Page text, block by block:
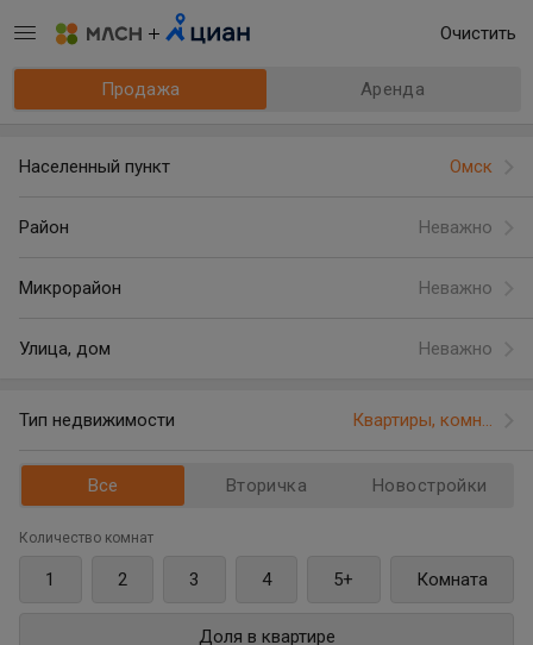
Очистить
Продажа Аренда
Населенный пункт Омск
Район Неважно
Микрорайон Неважно
Улица, дом Неважно
Тип недвижимости Квартиры, комн...
Все Вторичка Новостройки
Количество комнат
1 2 3 4 5+ Комната
Доля в квартире